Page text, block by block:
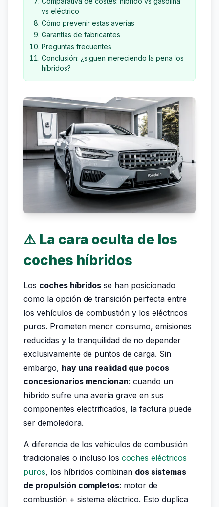
vs eléctrico
Cómo prevenir estas averías
Garantías de fabricantes
Preguntas frecuentes
Conclusión: ¿siguen mereciendo la pena los
híbridos?
⚠️ La cara oculta de los
coches híbridos
Los coches híbridos se han posicionado
como la opción de transición perfecta entre
los vehículos de combustión y los eléctricos
puros. Prometen menor consumo, emisiones
reducidas y la tranquilidad de no depender
exclusivamente de puntos de carga. Sin
embargo, hay una realidad que pocos
concesionarios mencionan: cuando un
híbrido sufre una avería grave en sus
componentes electrificados, la factura puede
ser demoledora.
A diferencia de los vehículos de combustión
tradicionales o incluso los coches eléctricos
puros, los híbridos combinan dos sistemas
de propulsión completos: motor de
combustión + sistema eléctrico. Esto duplica